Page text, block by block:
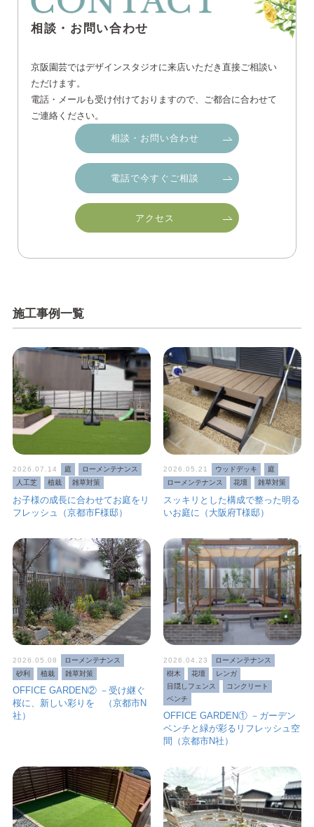
相談・お問い合わせ
京阪園芸ではデザインスタジオに来店いただき直接ご相談い
ただけます。
電話・メールも受け付けておりますので、ご都合に合わせて
ご連絡ください。
相談・お問い合わせ
電話で今すぐご相談
アクセス
施工事例一覧
お子様の成長に合わせてお庭をリ
フレッシュ（京都市F様邸）
2026.07.14 庭
ローメンテナンス
人工芝
植栽 雑草対策
スッキリとした構成で整った明る
いお庭に（大阪府T様邸）
2026.05.21 ウッドデッキ
庭
ローメンテナンス
花壇 雑草対策
OFFICE GARDEN② －受け継ぐ
桜に、新しい彩りを （京都市N
社）
2026.05.08
ローメンテナンス
砂利
植栽 雑草対策
OFFICE GARDEN① －ガーデン
ベンチと緑が彩るリフレッシュ空
間（京都市N社）
2026.04.23
ローメンテナンス
樹木
花壇
レンガ
目隠しフェンス
コンクリート
ベンチ